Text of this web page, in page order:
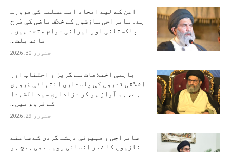
امن کے لیے اتحاد امت مسلمہ کی ضرورت
ہے۔ سامراجی سازشوں کے خلاف ماضی کی طرح
پاکستانی اور ایرانی عوام متحد ہیں۔
قائد ملت...
جنوری 30, 2026
باہمی اختلافات سے گریز و اجتناب اور
اخلاقی قدروں کی پاسداری انتہائی ضروری
ہے، ہم آواز ہو کر عزاداریِ سید الشہدا
کے فروغ میں...
جنوری 29, 2026
سامراجی و صہیونی دہشت گردی کے سامنے
نازیوں کا غیر انسانی رویہ بھی ہیچ ہو